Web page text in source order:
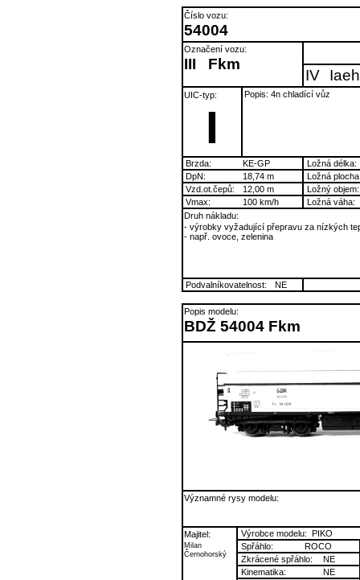
Číslo vozu:
54004
Označení vozu:
III Fkm
IV
UIC-typ:
I
Popis: 4n chladící vůz
Brzda: KE-GP
Ložná délka:
DpN:
18,74 m
Ložná
Vzd.ot.čepů:
12,00 m
Ložný objem:
Vmax:
100 km/h
Ložná váha:
Druh nákladu:
- výrobky vyžadující přepravu za nízkých
- např. ovoce, zelenina
Podvalníkovatelnost: NE
Popis modelu:
BDŽ 54004 Fkm
Významné rysy modelu:
Majitel:
Milan
Černohorský
Výrobce modelu: PIKO
Spřáhlo:
ROCO
Zkrácené spřáhlo:
NE
Kinematika:
NE